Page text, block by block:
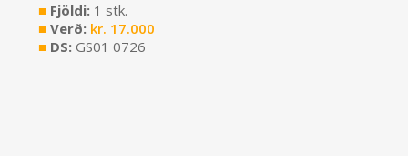
■Fjöldi: 1 stk.
■Verð: kr. 17.000
■DS: GS01 0726